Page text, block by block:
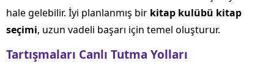
hale gelebilir. İyi planlanmış bir kitap kulübü kitap
seçimi, uzun vadeli başarı için temel oluşturur.
Tartışmaları Canlı Tutma Yolları